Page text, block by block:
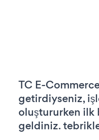
TC E-
getirdiyseniz,
oluştururken ilk
geldiniz.